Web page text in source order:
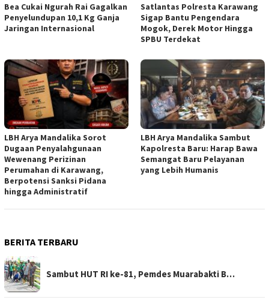
Bea Cukai Ngurah Rai Gagalkan
Penyelundupan 10,1 Kg Ganja
Jaringan Internasional
Satlantas Polresta Karawang
Sigap Bantu Pengendara
Mogok, Derek Motor Hingga
SPBU Terdekat
LBH Arya Mandalika Sorot
Dugaan Penyalahgunaan
Wewenang Perizinan
Perumahan di Karawang,
Berpotensi Sanksi Pidana
hingga Administratif
LBH Arya Mandalika Sambut
Kapolresta Baru: Harap Bawa
Semangat Baru Pelayanan
yang Lebih Humanis
BERITA TERBARU
Sambut HUT RI ke-81, Pemdes Muarabakti B…